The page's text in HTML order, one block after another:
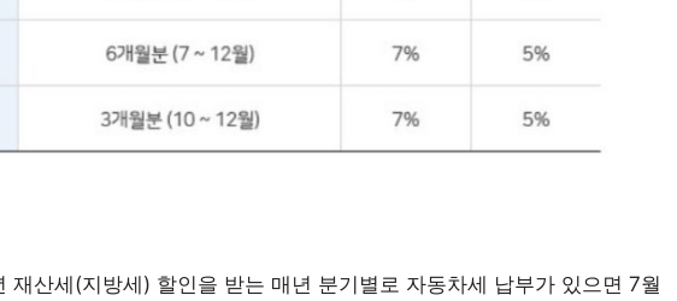
재산세(지방세) 할인을 받는 매년 분기별로 자동차세 납부가 있으면 7월